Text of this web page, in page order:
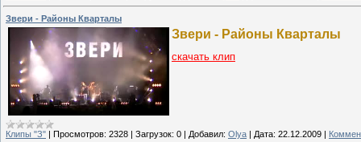
Звери - Районы Кварталы
Звери - Районы Кварталы
скачать клип
Клипы "З" Просмотров: 2328 Загрузок: 0 Добавил: Olya Дата: 22.12.2009